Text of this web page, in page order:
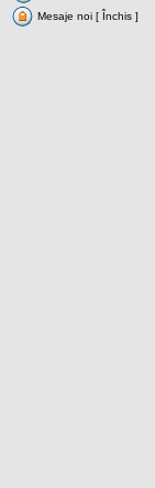
Mesaje noi [ Închis ]